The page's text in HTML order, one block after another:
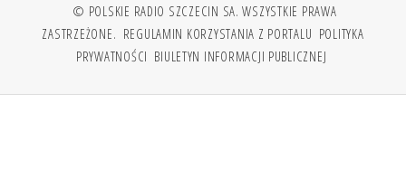
© POLSKIE RADIO SZCZECIN SA. WSZYSTKIE PRAWA
ZASTRZEŻONE. REGULAMIN KORZYSTANIA Z PORTALU POLITYKA
PRYWATNOŚCI BIULETYN INFORMACJI PUBLICZNEJ